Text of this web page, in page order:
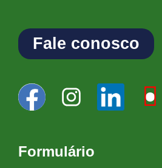
Fale conosco
Formulário